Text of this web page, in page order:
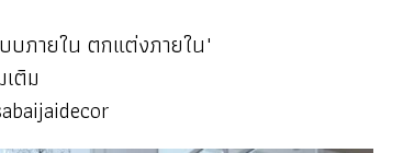
บภายใน ตกแต่งภายใน"
ติม